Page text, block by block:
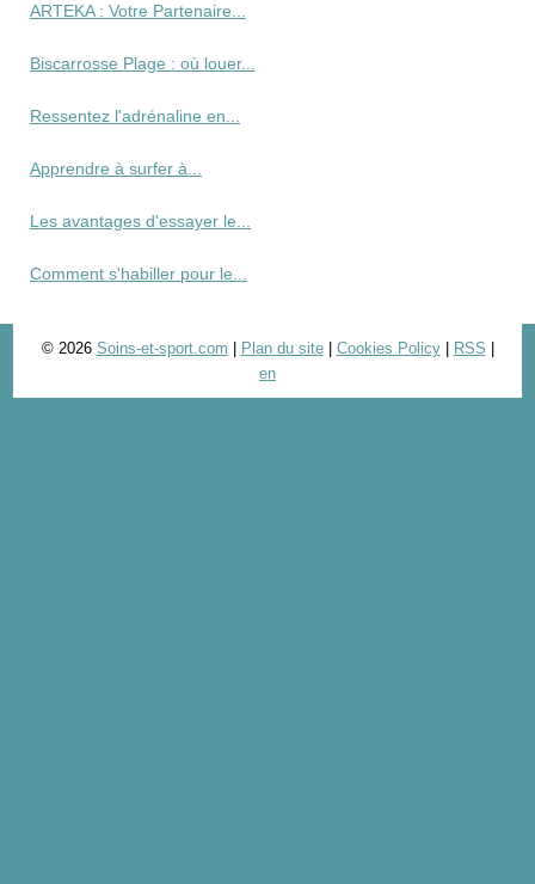
ARTEKA : Votre Partenaire...
Biscarrosse Plage : où louer...
Ressentez l'adrénaline en...
Apprendre à surfer à...
Les avantages d'essayer le...
Comment s'habiller pour le...
© 2026 Soins-et-sport.com Plan du site| Cookies Policy| RSS
en